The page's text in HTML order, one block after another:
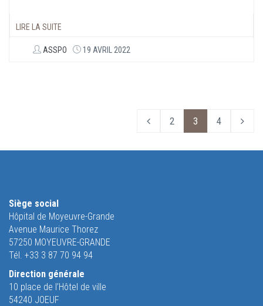
ASSPO 19 AVRIL 2022
LIRE LA SUITE
2 3 4
Siège social
Hôpital de Moyeuvre-Grande
Avenue Maurice Thorez
57250 MOYEUVRE-GRANDE
Tél. +33 3 87 70 94 94
Direction générale
10 place de l’Hôtel de ville
54240 JOEUF